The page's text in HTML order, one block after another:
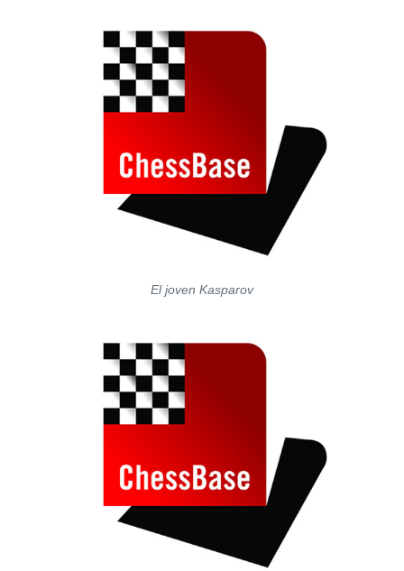
El joven Kasparov